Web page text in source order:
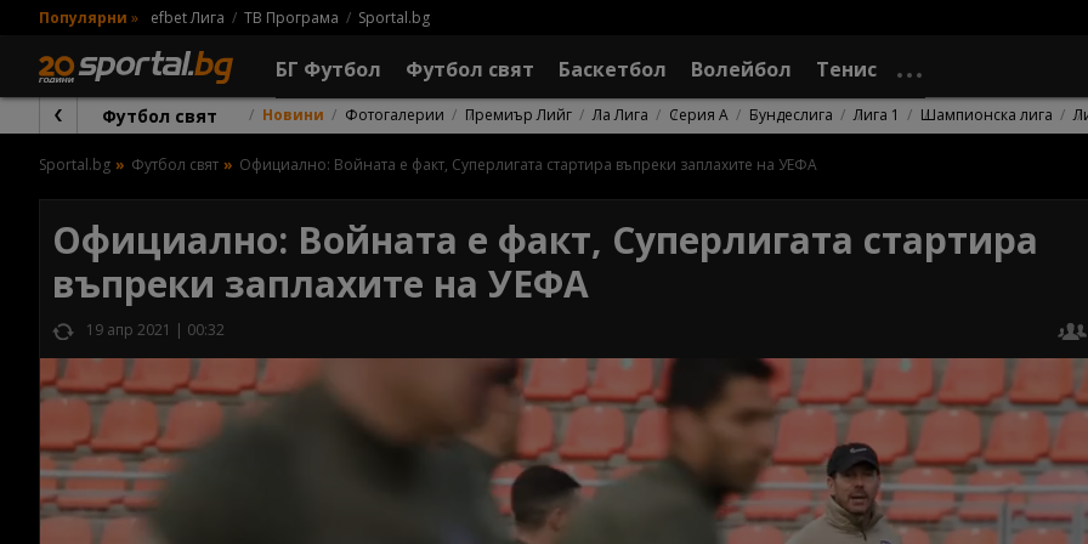
Популярни » efbet Лига ТВ Програма Sportal.bg
БГ Футбол Футбол свят Баскетбол Волейбол Тенис
Футбол свят Новини Фотогалерии Премиър Лийг Ла Лига Серия А Бундеслига Лига 1 Шампионска лига
Sportal.bg Футбол свят Официално: Войната е факт, Суперлигата стартира въпреки заплахите на УЕФА
Официално: Войната е факт, Суперлигата стартира
въпреки заплахите на УЕФА
19 апр 2021 | 00:32